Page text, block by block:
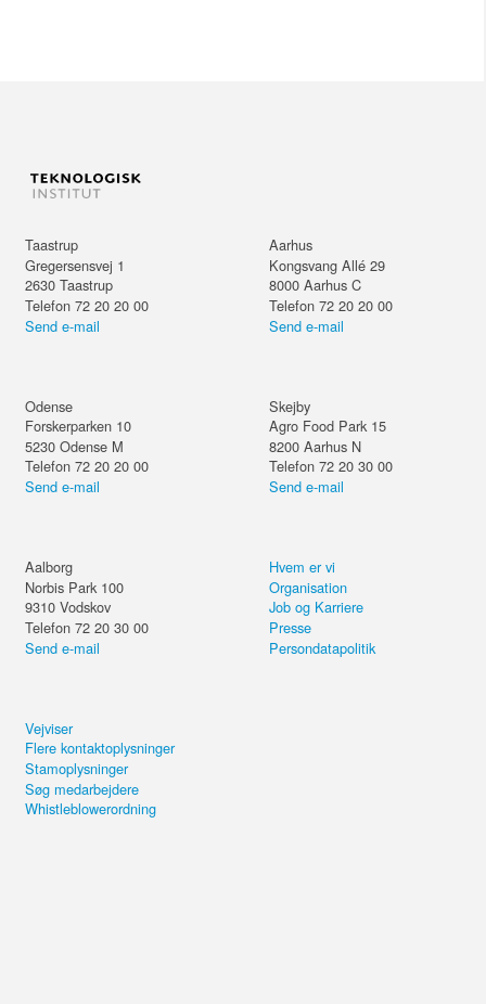
Taastrup
Gregersensvej 1
2630 Taastrup
Telefon 72 20 20 00
Send e-mail
Aarhus
Kongsvang Allé 29
8000 Aarhus C
Telefon 72 20 20 00
Send e-mail
Odense
Forskerparken 10
5230 Odense M
Telefon 72 20 20 00
Send e-mail
Skejby
Agro Food Park 15
8200 Aarhus N
Telefon 72 20 30 00
Send e-mail
Aalborg
Norbis Park 100
9310 Vodskov
Telefon 72 20 30 00
Send e-mail
Hvem er vi
Organisation
Job og Karriere
Presse
Persondatapolitik
Vejviser
Flere kontaktoplysninger
Stamoplysninger
Søg medarbejdere
Whistleblowerordning